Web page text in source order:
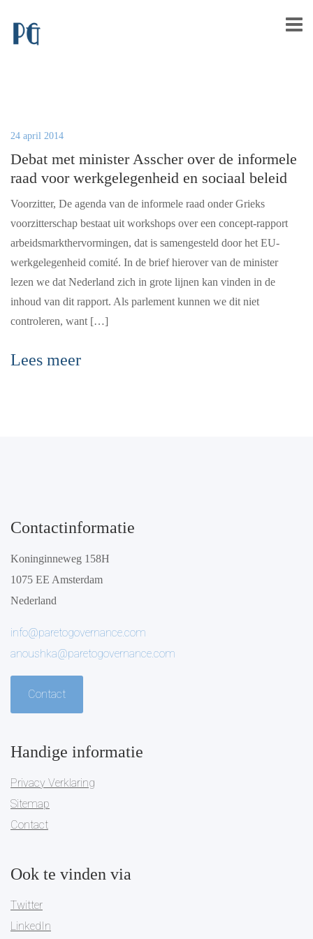
24 april 2014
Debat met minister Asscher over de informele
raad voor werkgelegenheid en sociaal beleid
Voorzitter, De agenda van de informele raad onder Grieks
voorzitterschap bestaat uit workshops over een concept-rapport
arbeidsmarkthervormingen, dat is samengesteld door het EU-
werkgelegenheid comité. In de brief hierover van de minister
lezen we dat Nederland zich in grote lijnen kan vinden in de
inhoud van dit rapport. Als parlement kunnen we dit niet
controleren, want […]
Lees meer
Contactinformatie
Koninginneweg 158H
1075 EE Amsterdam
Nederland
info@paretogovernance.com
anoushka@paretogovernance.com
Contact
Handige informatie
Privacy Verklaring
Sitemap
Contact
Ook te vinden via
Twitter
LinkedIn